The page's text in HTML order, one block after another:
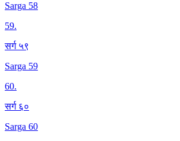
Sarga 58
59.
सर्ग ५९
Sarga 59
60.
सर्ग ६०
Sarga 60